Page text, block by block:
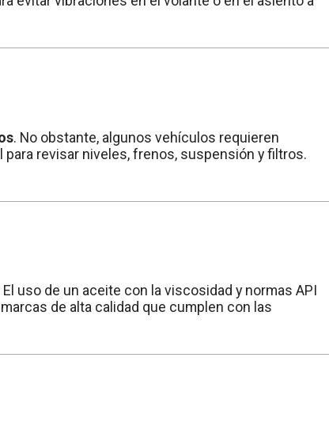
. No obstante, algunos vehículos requieren
revisar niveles, frenos, suspensión y filtros.
uso de un aceite con la viscosidad y normas API
de alta calidad que cumplen con las